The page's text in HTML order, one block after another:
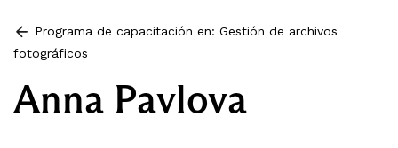
Programa de capacitación en: Gestión de archivos
fotográficos
Anna Pavlova